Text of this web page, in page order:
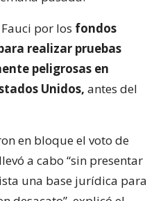
por los fondos
realizar pruebas
peligrosas en
Unidos, antes del
en bloque el voto de
a cabo “sin presentar
una base jurídica para